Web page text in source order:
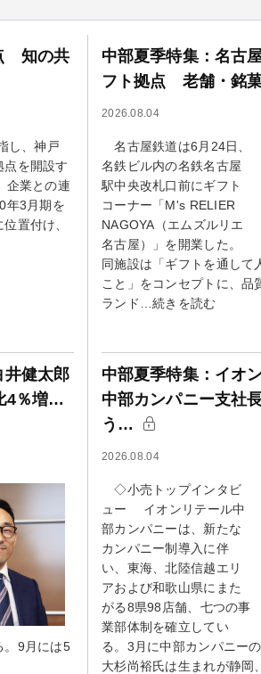
知の共
し、神戸
を開設す
企業との連
年3月期を
置付け、
中部夏季特集：名古
フト拠点 老舗・銘
2026.08.04
名古屋鉄道は6月24日、
名鉄ビル内の名鉄名古屋
駅中央改札口前にギフト
コーナー「M's RELIER
NAGOYA（エムズルリエ
名古屋）」を開業した。
同施設は「ギフトを通して
こと」をコンセプトに、品
ランド…続きを読む
井健太郎
4％増…
。9月には5
中部夏季特集：イオ
中部カンパニー支社
う…
2026.08.04
◇小売トップインタビ
ュー イオンリテール中
部カンパニーは、新たな
カンパニー制導入に伴
い、東海、北陸信越エリ
アおよび和歌山県にまた
がる8県98店舗、七つの事
業部体制を確立してい
る。3月に中部カンパニー
大杉尚裕氏は生まれが静